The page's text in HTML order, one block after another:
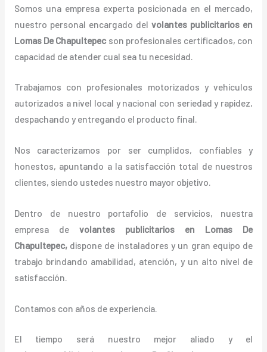
Somos una empresa experta posicionada en el mercado,
nuestro personal encargado delvolantes publicitarios en
Lomas De Chapultepec son profesionales certificados, con
capacidad de atender cual sea tu necesidad.
Trabajamos con profesionales motorizados y vehículos
autorizados a nivel local y nacional con seriedad y rapidez,
despachando y entregando el producto final.
Nos caracterizamos por ser cumplidos, confiables y
honestos, apuntando a la satisfacción total de nuestros
clientes, siendo ustedes nuestro mayor objetivo.
Dentro de nuestro portafolio de servicios, nuestra
empresa de volantespublicitarios en Lomas De
Chapultepec,dispone de instaladores y un gran equipo de
trabajo brindando amabilidad, atención, y un alto nivel de
satisfacción.
Contamos con años de experiencia.
El tiempo será nuestro mejor aliado y el